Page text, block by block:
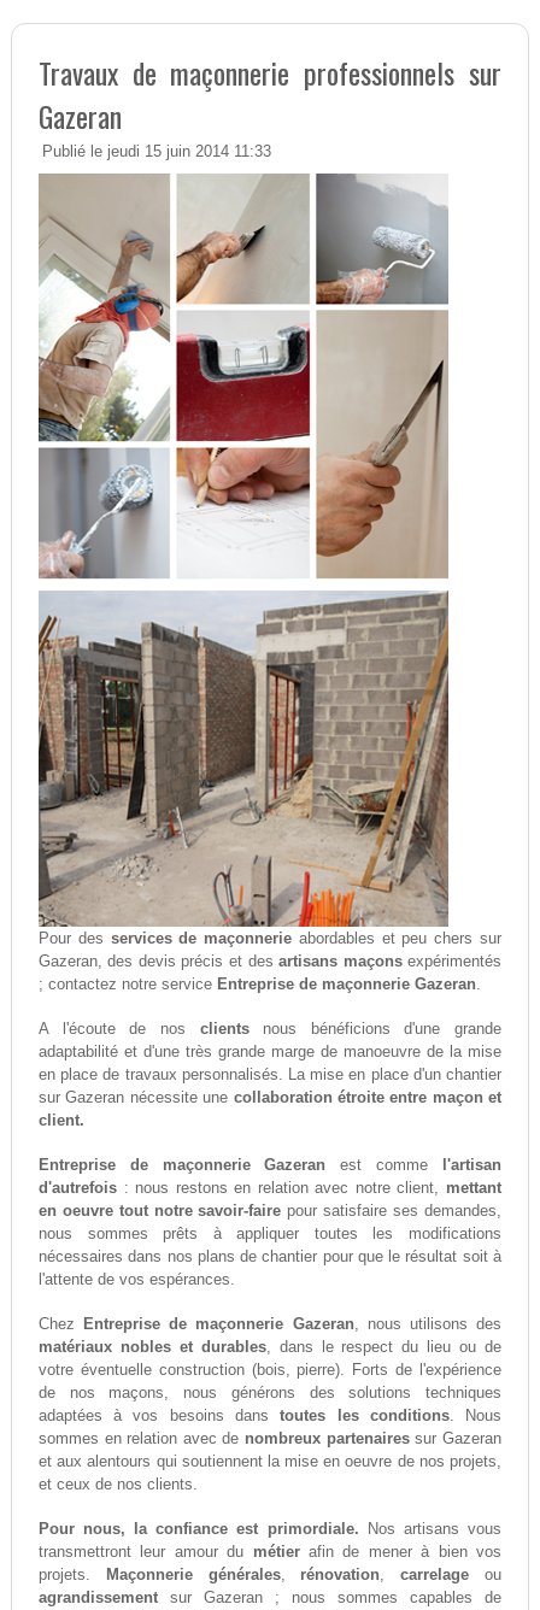
Travaux de maçonnerie professionnels sur
Gazeran
Publié le jeudi 15 juin 2014 11:33
Pour des services de maçonnerie abordables et peu chers sur
Gazeran, des devis précis et desartisans maçonsexpérimentés
; contactez notre service Entreprise de maçonnerie Gazeran.
A l'écoute de nos clientsnous bénéficions d'une grande
adaptabilité et d'une très grande marge de manoeuvre de la mise
en place de travaux personnalisés. La mise en place d'un chantier
sur Gazeran nécessite une collaboration étroite entre maçon et
client.
Entreprise de maçonnerie Gazeran est comme
l'artisan
d'autrefois: nous restons en relation avec notre client, mettant
en oeuvre tout notre savoir-faire pour satisfaire ses demandes,
nous sommes prêts à appliquer toutes les modifications
nécessaires dans nos plans de chantier pour que le résultat soit à
l'attente de vos espérances.
Chez Entreprise de maçonnerie Gazeran, nous utilisons des
matériaux nobles et durables, dans le respect du lieu ou de
votre éventuelle construction (bois, pierre). Forts de l'expérience
de nos maçons, nous générons des solutions techniques
adaptées à vos besoins danstoutes les conditions. Nous
sommes en relation avec de nombreux partenairessur Gazeran
et aux alentours qui soutiennent la mise en oeuvre de nos projets,
et ceux de nos clients.
Pour nous, la confiance est primordiale. Nos artisans vous
transmettront leur amour du métierafin de mener à bien vos
projets.
Maçonnerie générales, rénovation,carrelage ou
agrandissementsur Gazeran ; nous sommes capables de